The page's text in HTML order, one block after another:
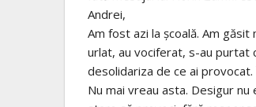
Andrei,
Am fost azi la școală. Am
urlat, au vociferat, s-au purtat
desolidariza de ce ai
Nu mai vreau asta. Desigur